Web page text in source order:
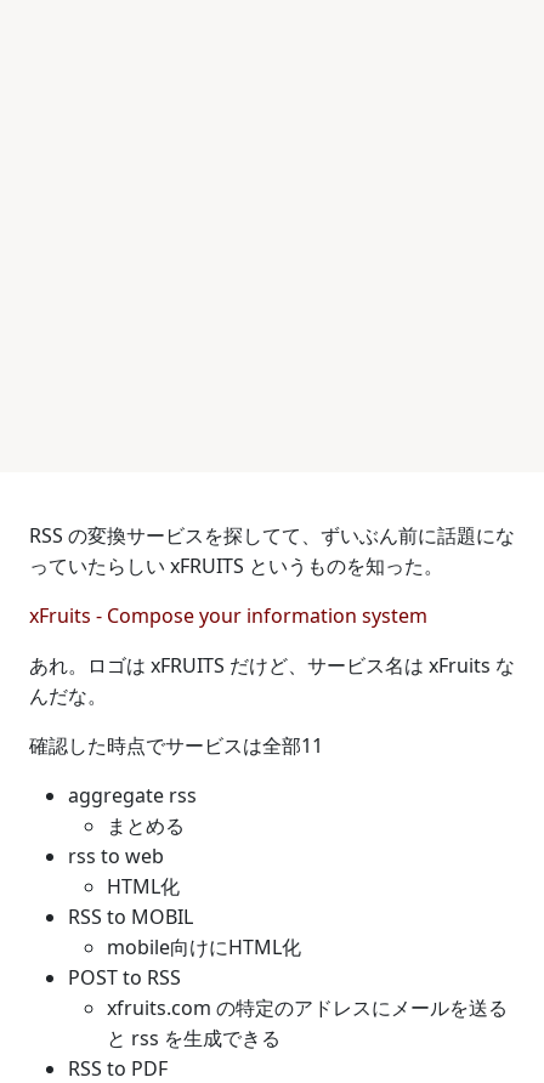
RSS の変換サービスを探してて、ずいぶん前に話題にな
っていたらしい xFRUITS というものを知った。
xFruits - Compose your information system
あれ。ロゴは xFRUITS だけど、サービス名は xFruits な
んだな。
確認した時点でサービスは全部11
aggregate rss
まとめる
rss to web
HTML化
RSS to MOBIL
mobile向けにHTML化
POST to RSS
xfruits.com の特定のアドレスにメールを送る
と rss を生成できる
RSS to PDF